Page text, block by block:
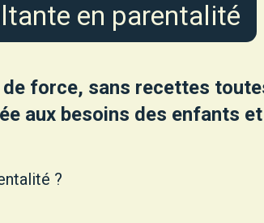
en parentalité
force, sans recettes
aux besoins des enfants
?